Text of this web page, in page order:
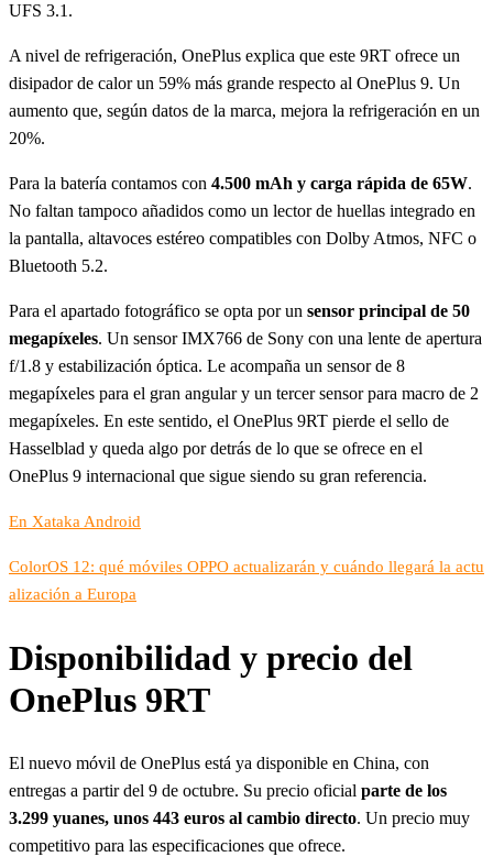
UFS 3.1.
A nivel de refrigeración, OnePlus explica que este 9RT ofrece un
disipador de calor un 59% más grande respecto al OnePlus 9. Un
aumento que, según datos de la marca, mejora la refrigeración en un
20%.
Para la batería contamos con 4.500 mAh y carga rápida de 65W.
No faltan tampoco añadidos como un lector de huellas integrado en
la pantalla, altavoces estéreo compatibles con Dolby Atmos, NFC o
Bluetooth 5.2.
Para el apartado fotográfico se opta por un sensor principal de 50
megapíxeles. Un sensor IMX766 de Sony con una lente de apertura
f/1.8 y estabilización óptica. Le acompaña un sensor de 8
megapíxeles para el gran angular y un tercer sensor para macro de 2
megapíxeles. En este sentido, el OnePlus 9RT pierde el sello de
Hasselblad y queda algo por detrás de lo que se ofrece en el
OnePlus 9 internacional que sigue siendo su gran referencia.
En Xataka Android
ColorOS 12: qué móviles OPPO actualizarán y cuándo llegará la actu
alización a Europa
Disponibilidad y precio del
OnePlus 9RT
El nuevo móvil de OnePlus está ya disponible en China, con
entregas a partir del 9 de octubre. Su precio oficial parte de los
3.299 yuanes, unos 443 euros al cambio directo. Un precio muy
competitivo para las especificaciones que ofrece.